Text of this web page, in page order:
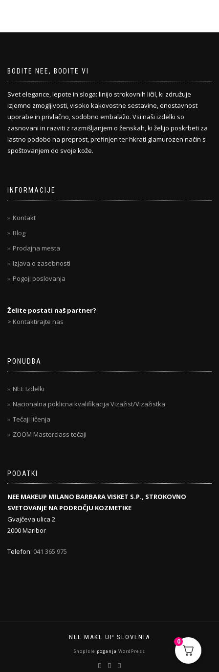
BODITE NEE, BODITE VI
Svet elegance, lepote in sloga: linijo strokovnih ličil, ki združuje
izjemne zmogljivosti, visoko kakovostne sestavine, enostavnost
uporabe in privlačno, sodobno embalažo. Vsi naši izdelki so
zasnovani in razviti z razmišljanjem o ženskah, ki želijo poskrbeti za
lastno podobo na preprost, prefinjen ter hkrati glamurozen način s
spoštovanjem do svoje kože.
INFORMACIJE
Kontakt
Blog
Prodajna mesta
Izjava o zasebnosti
Pogoji poslovanja
Želite postati naš partner?
> Kontaktirajte nas
PONUDBA
NEE Izdelki
Nacionalna poklicna kvalifikacija Vizažist/Vizažistka
Tečaji ličenja
ZOOM Masterclass tečaji
PODATKI
NEE MAKEUP MILANO BARBARA VISKET S.P., STROKOVNO
SVETOVANJE NA PODROČJU KOZMETIKE
Gvajčeva ulica 2
2000 Maribor
Telefon: 041 365 975
NEE MAKE UP SLOVENIA
ShopIsle poganja WordPress
0